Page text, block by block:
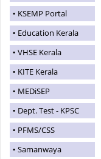
KSEMP Portal
Education Kerala
VHSE Kerala
KITE Kerala
MEDiSEP
Dept. Test - KPSC
PFMS/CSS
Samanwaya